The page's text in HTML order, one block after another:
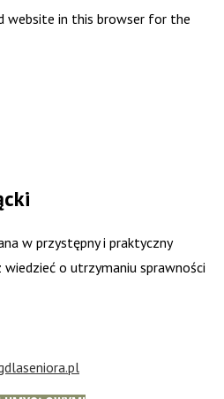
website in this browser for the
w przystępny i praktyczny
o utrzymaniu sprawności